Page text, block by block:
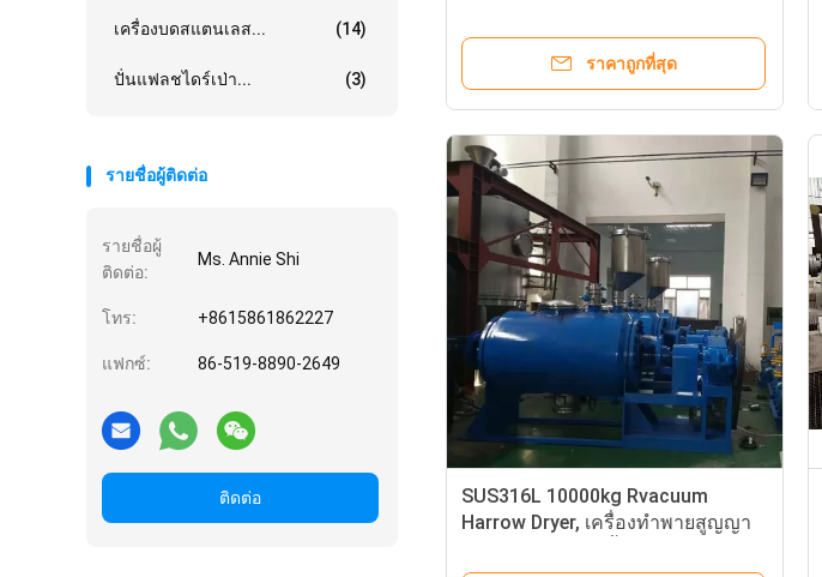
เครื่องบดสแตนเลส... (14)
ปั่นแฟลชไดร์เป่า... (3)
รายชื่อผู้ติดต่อ
รายชื่อผู้
ติดต่อ:
Ms. Annie Shi
โทร: +8615861862227
แฟกซ์: 86-519-8890-2649
ติดต่อ
ราคาถูกที่สุด
SUS316L 10000kg Rvacuum
Harrow Dryer, เครื่องทำพายสูญญา